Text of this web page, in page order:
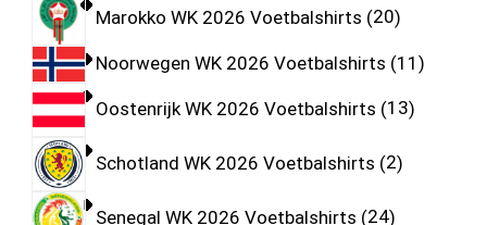
Marokko WK 2026 Voetbalshirts 20
Noorwegen WK 2026 Voetbalshirts 11
Oostenrijk WK 2026 Voetbalshirts 13
Schotland WK 2026 Voetbalshirts 2
Senegal WK 2026 Voetbalshirts 24